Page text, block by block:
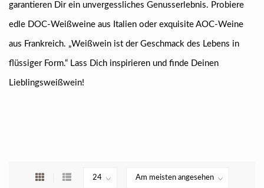
garantieren Dir ein unvergessliches Genusserlebnis. Probiere
edle DOC-Weißweine aus Italien oder exquisite AOC-Weine
aus Frankreich. „Weißwein ist der Geschmack des Lebens in
flüssiger Form.“ Lass Dich inspirieren und finde Deinen
Lieblingsweißwein!